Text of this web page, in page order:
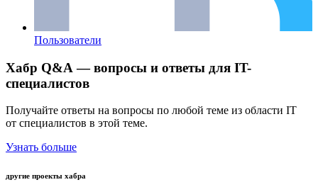
Пользователи
Хабр Q&A — вопросы и ответы для IT-
специалистов
Получайте ответы на вопросы по любой теме из области IT
от специалистов в этой теме.
Узнать больше
другие проекты хабра